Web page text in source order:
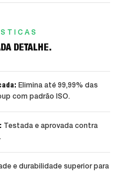
DETALHE.
Elimina até 99,99% das
com padrão ISO.
Testada e aprovada contra
e durabilidade superior para